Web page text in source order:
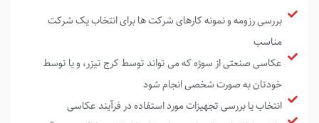
بررسی رزومه و نمونه کارهای شرکت ها برای انتخاب یک شرکت
مناسب
عکاسی صنعتی از سوژه که می تواند توسط کرج تیزر، و یا توسط
خودتان به صورت شخصی انجام شود
انتخاب یا بررسی تجهیزات مورد استفاده در فرآیند عکاسی